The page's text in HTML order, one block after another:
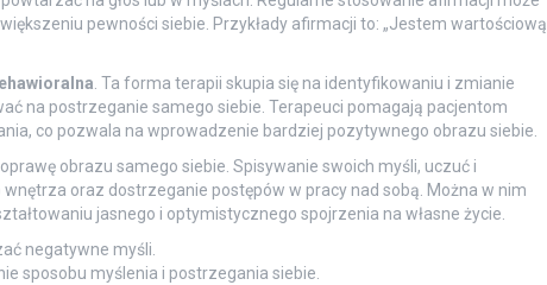
pewności siebie. Przykłady afirmacji to: „Jestem wartościową
. Ta forma terapii skupia się na identyfikowaniu i zmianie
na postrzeganie samego siebie. Terapeuci pomagają pacjentom
co pozwala na wprowadzenie bardziej pozytywnego obrazu siebie.
obrazu samego siebie. Spisywanie swoich myśli, uczuć i
oraz dostrzeganie postępów w pracy nad sobą. Można w nim
jasnego i optymistycznego spojrzenia na własne życie.
negatywne myśli.
sposobu myślenia i postrzegania siebie.